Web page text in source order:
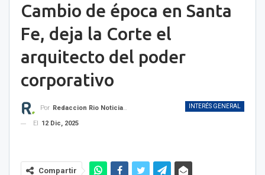
Cambio de época en Santa
Fe, deja la Corte el
arquitecto del poder
corporativo
INTERÉS GENERAL
Por Redaccion Rio Noticias OK
El
12 Dic, 2025
Compartir